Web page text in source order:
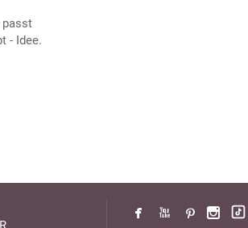
- Idee.